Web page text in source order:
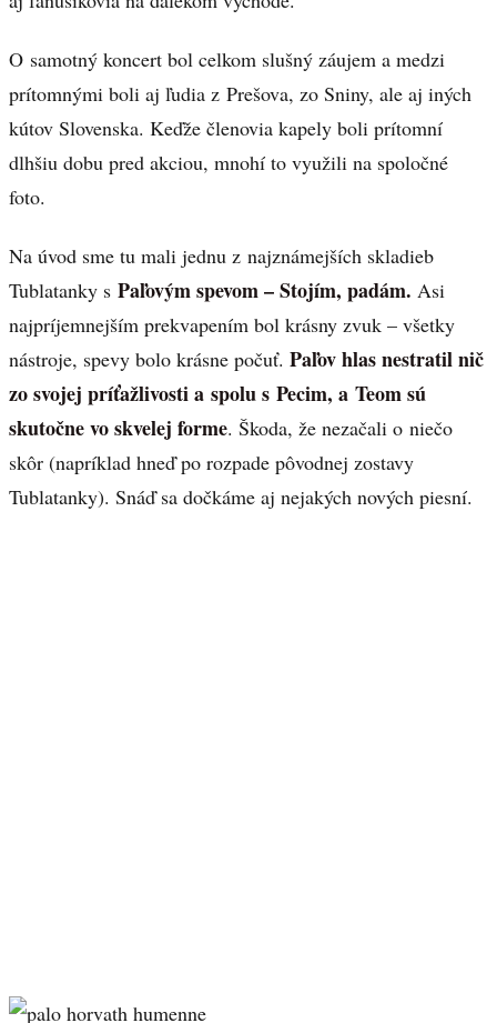
O samotný koncert bol celkom slušný záujem a medzi
prítomnými boli aj ľudia z Prešova, zo Sniny, ale aj iných
kútov Slovenska. Keďže členovia kapely boli prítomní
dlhšiu dobu pred akciou, mnohí to využili na spoločné
foto.
Na úvod sme tu mali jednu z najznámejších skladieb
Tublatanky s Paľovým spevom – Stojím, padám. Asi
najpríjemnejším prekvapením bol krásny zvuk – všetky
nástroje, spevy bolo krásne počuť. Paľov hlas nestratil nič
zo svojej príťažlivosti a spolu s Pecim, a Teom sú
skutočne vo skvelej forme. Škoda, že nezačali o niečo
skôr (napríklad hneď po rozpade pôvodnej zostavy
Tublatanky). Snáď sa dočkáme aj nejakých nových piesní.